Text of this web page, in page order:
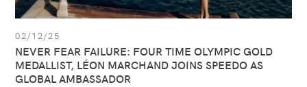
02/12/25
NEVER FEAR FAILURE: FOUR TIME OLYMPIC GOLD
MEDALLIST, LÉON MARCHAND JOINS SPEEDO AS
GLOBAL AMBASSADOR